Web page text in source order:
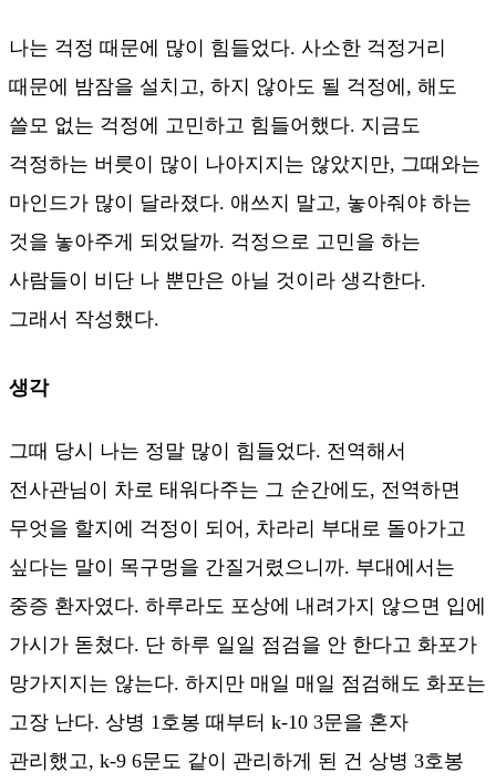
나는 걱정 때문에 많이 힘들었다. 사소한 걱정거리
때문에 밤잠을 설치고, 하지 않아도 될 걱정에, 해도
쓸모 없는 걱정에 고민하고 힘들어했다. 지금도
걱정하는 버릇이 많이 나아지지는 않았지만, 그때와는
마인드가 많이 달라졌다. 애쓰지 말고, 놓아줘야 하는
것을 놓아주게 되었달까. 걱정으로 고민을 하는
사람들이 비단 나 뿐만은 아닐 것이라 생각한다.
그래서 작성했다.
생각
그때 당시 나는 정말 많이 힘들었다. 전역해서
전사관님이 차로 태워다주는 그 순간에도, 전역하면
무엇을 할지에 걱정이 되어, 차라리 부대로 돌아가고
싶다는 말이 목구멍을 간질거렸으니까. 부대에서는
중증 환자였다. 하루라도 포상에 내려가지 않으면 입에
가시가 돋쳤다. 단 하루 일일 점검을 안 한다고 화포가
망가지지는 않는다. 하지만 매일 매일 점검해도 화포는
고장 난다. 상병 1호봉 때부터 k-10 3문을 혼자
관리했고, k-9 6문도 같이 관리하게 된 건 상병 3호봉